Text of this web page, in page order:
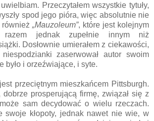
Przeczytałem wszystkie tytuły,
spod jego pióra, więc absolutnie nie
również „Mauzoleum”, które jest kolejnym
razem jednak zupełnie innym niż
Dosłownie umierałem z ciekawości,
zaserwował autor swoim
było i orzeźwiające, i syte.
przeciętnym mieszkańcem Pittsburgh.
dobrze prosperującą firmę, związał się z
sam decydować o wielu rzeczach.
swoje kłopoty, jednak nawet nie wie, w